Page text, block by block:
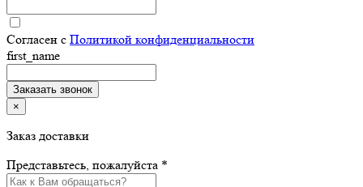
Согласен с Политикой конфиденциальности
first_name
×
Заказ доставки
Представьтесь, пожалуйста *